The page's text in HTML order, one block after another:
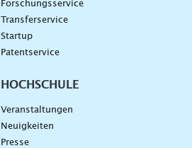
Forschungsservice
Transferservice
Startup
Patentservice
HOCHSCHULE
Veranstaltungen
Neuigkeiten
Presse